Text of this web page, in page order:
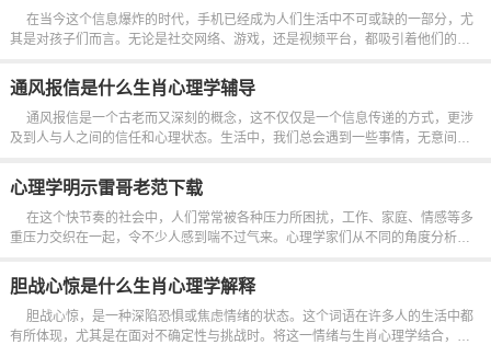
问题
在当今这个信息爆炸的时代，手机已经成为人们生活中不可或缺的一部分，尤
其是对孩子们而言。无论是社交网络、游戏，还是视频平台，都吸引着他们的眼
机上的时间越来越长，甚至影响了他们的学习...
通风报信是什么生肖心理学辅导
通风报信是一个古老而又深刻的概念，这不仅仅是一个信息传递的方式，更涉
及到人与人之间的信任和心理状态。生活中，我们总会遇到一些事情，无意间发
复杂而微妙的，既有责任感，又有一丝担...
心理学明示雷哥老范下载
在这个快节奏的社会中，人们常常被各种压力所困扰，工作、家庭、情感等多
重压力交织在一起，令不少人感到喘不过气来。心理学家们从不同的角度分析这
惑的路径。现代社会...
胆战心惊是什么生肖心理学解释
胆战心惊，是一种深陷恐惧或焦虑情绪的状态。这个词语在许多人的生活中都
有所体现，尤其是在面对不确定性与挑战时。将这一情绪与生肖心理学结合，不